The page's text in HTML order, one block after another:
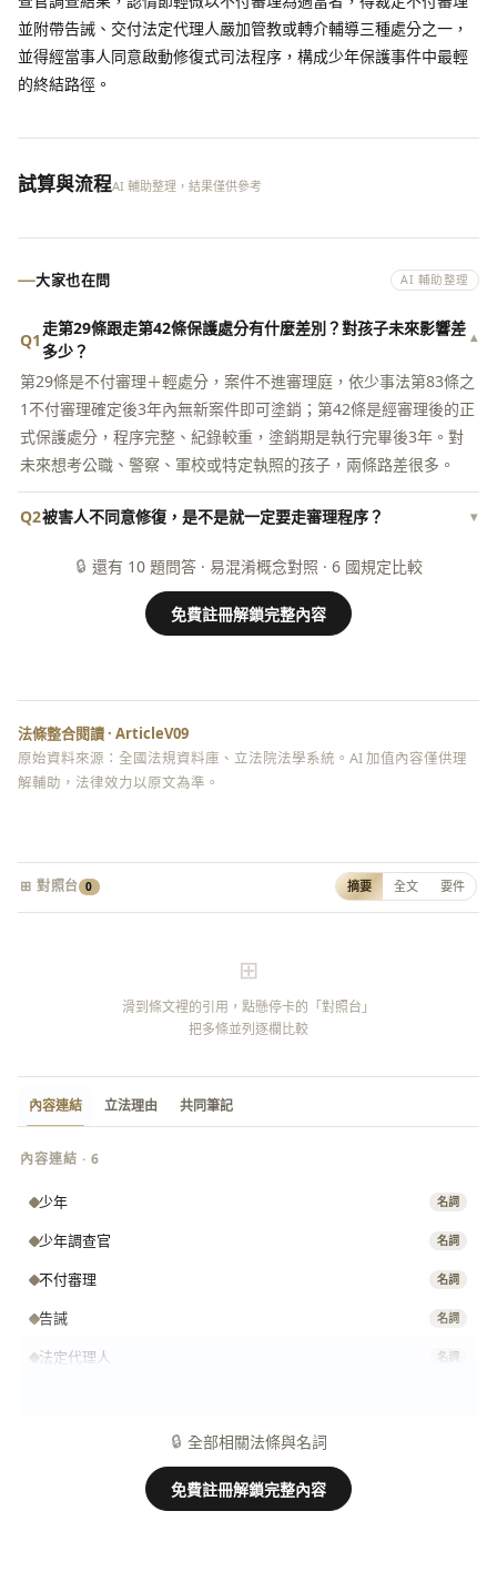
並附帶告誡、交付法定代理人嚴加管教或轉介輔導三種處分之一，
並得經當事人同意啟動修復式司法程序，構成少年保護事件中最輕
的終結路徑。
試算與流程AI 輔助整理，結果僅供參考
大家也在問 AI 輔助整理
Q1
走第29條跟走第42條保護處分有什麼差別？對孩子未來影響差
多少？
▾
第29條是不付審理＋輕處分，案件不進審理庭，依少事法第83條之
1不付審理確定後3年內無新案件即可塗銷；第42條是經審理後的正
式保護處分，程序完整、紀錄較重，塗銷期是執行完畢後3年。對
未來想考公職、警察、軍校或特定執照的孩子，兩條路差很多。
Q2被害人不同意修復，是不是就一定要走審理程序？ ▾
🔒 還有 10 題問答 · 易混淆概念對照 · 6 國規定比較
免費註冊解鎖完整內容
法條整合閱讀 · ArticleV09
原始資料來源：全國法規資料庫、立法院法學系統。AI 加值內容僅供理
解輔助，法律效力以原文為準。
⊞ 對照台 0 摘要 全文 要件
⊞
滑到條文裡的引用，點懸停卡的「對照台」
把多條並列逐欄比較
內容連結 立法理由 共同筆記
內容連結 · 6
少年 名詞
少年調查官 名詞
不付審理 名詞
告誡 名詞
法定代理人 名詞
🔒 全部相關法條與名詞
免費註冊解鎖完整內容